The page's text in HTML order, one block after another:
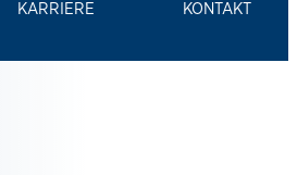
KARRIERE KONTAKT